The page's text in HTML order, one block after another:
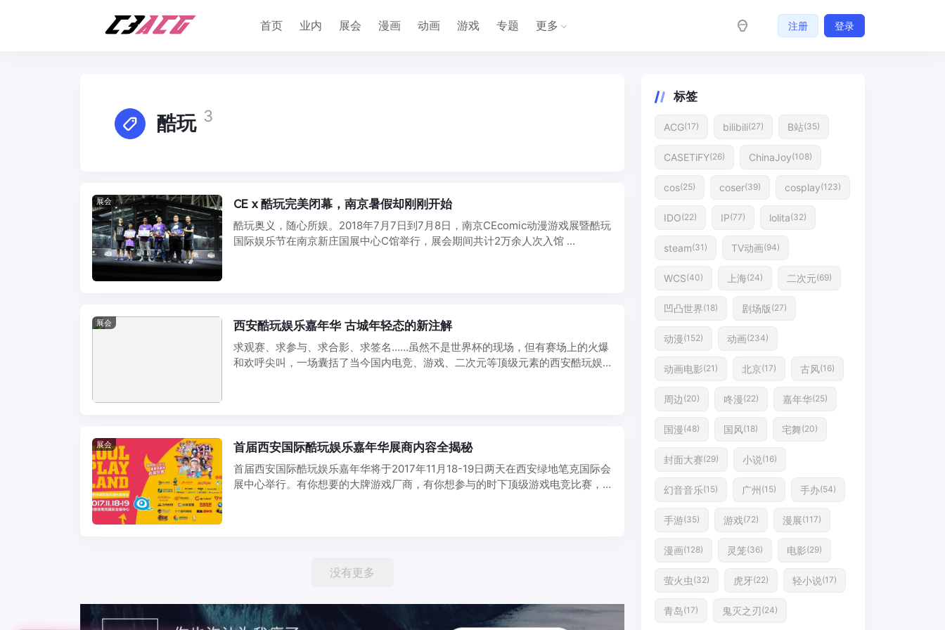
首页 业内 展会 漫画 动画 游戏 专题 更多 注册 登录
酷玩 3
展会 CE x 酷玩完美闭幕，南京暑假却刚刚开始
酷玩奥义，随心所娱。2018年7月7日到7月8日，南京CEcomic动漫游戏展暨酷玩
国际娱乐节在南京新庄国展中心C馆举行，展会期间共计2万余人次入馆 ...
展会 西安酷玩娱乐嘉年华 古城年轻态的新注解
求观赛、求参与、求合影、求签名……虽然不是世界杯的现场，但有赛场上的火爆
和欢呼尖叫，一场囊括了当今国内电竞、游戏、二次元等顶级元素的西安酷玩娱
展会 首届西安国际酷玩娱乐嘉年华展商内容全揭秘
首届西安国际酷玩娱乐嘉年华将于2017年11月18-19日两天在西安绿地笔克国际会
展中心举行。有你想要的大牌游戏厂商，有你想参与的时下顶级游戏电竞比赛，
没有更多
标签
ACG(17) bilibili(27) B站(35)
CASETiFY(26) ChinaJoy(108)
cos(25) coser(39) cosplay(123)
IDO(22) IP(77) lolita(32)
steam(31) TV动画(94)
WCS(40) 上海(24) 二次元(69)
凹凸世界(18) 剧场版(27)
动漫(152) 动画(234)
动画电影(21) 北京(17) 古风(16)
周边 (20) 咚漫(22) 嘉年华(25)
国漫(48) 国风(18) 宅舞(20)
封面大赛(29) 小说(16)
幻音音乐(15) 广州 (15) 手办(54)
手游(35) 游戏(72) 漫展(117)
漫画(128) 灵笼(36) 电影(29)
萤火虫 (32) 虎牙(22) 轻小说(17)
青岛(17) 鬼灭之刃(24)